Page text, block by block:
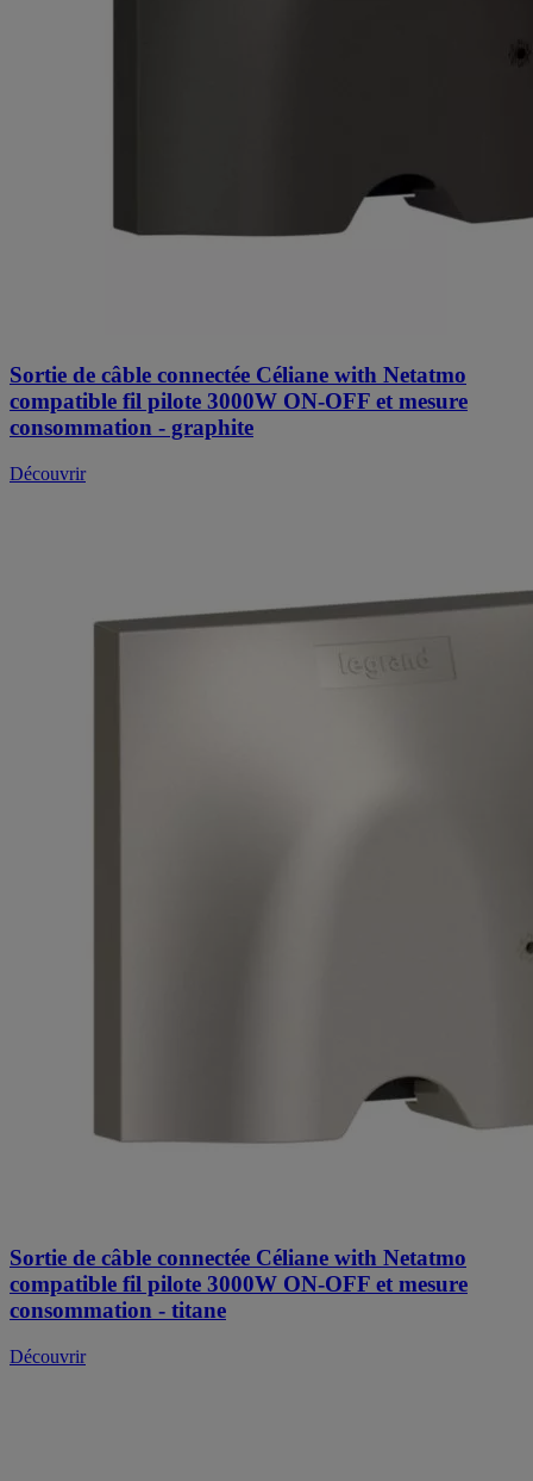
Sortie de câble connectée Céliane with Netatmo
compatible fil pilote 3000W ON-OFF et mesure
consommation - graphite
Découvrir
Sortie de câble connectée Céliane with Netatmo
compatible fil pilote 3000W ON-OFF et mesure
consommation - titane
Découvrir